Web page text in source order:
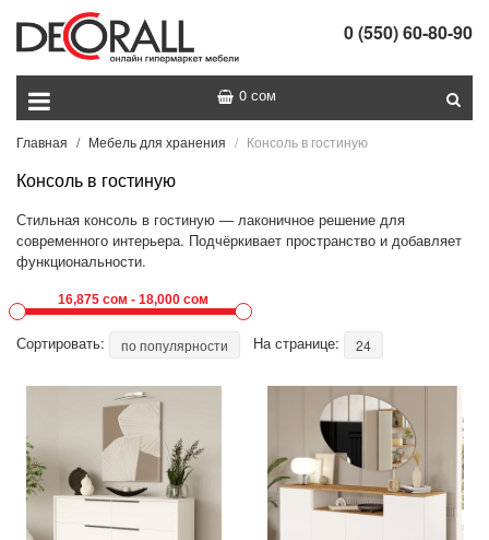
0 (550) 60-80-90
0 сом
Главная Мебель для хранения Консоль в гостиную
Консоль в гостиную
Стильная консоль в гостиную — лаконичное решение для
современного интерьера. Подчёркивает пространство и добавляет
функциональности.
Сортировать: по популярности На странице: 24